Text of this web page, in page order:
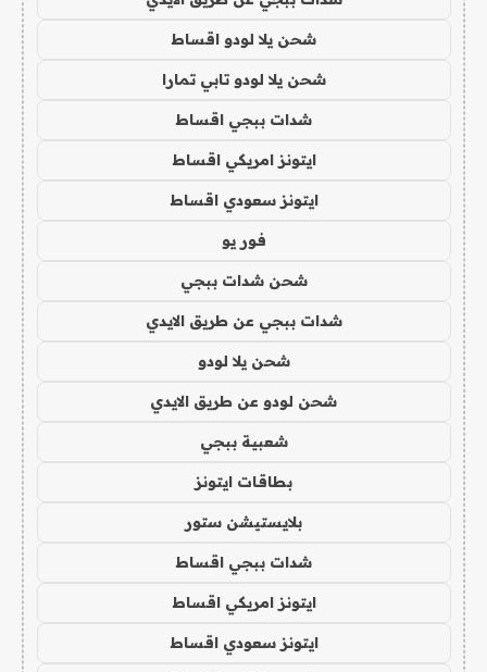
شحن يلا لودو اقساط
شحن يلا لودو تابي تمارا
شدات ببجي اقساط
ايتونز امريكي اقساط
ايتونز سعودي اقساط
فور يو
شحن شدات ببجي
شدات ببجي عن طريق الايدي
شحن يلا لودو
شحن لودو عن طريق الايدي
شعبية ببجي
بطاقات ايتونز
بلايستيشن ستور
شدات ببجي اقساط
ايتونز امريكي اقساط
ايتونز سعودي اقساط